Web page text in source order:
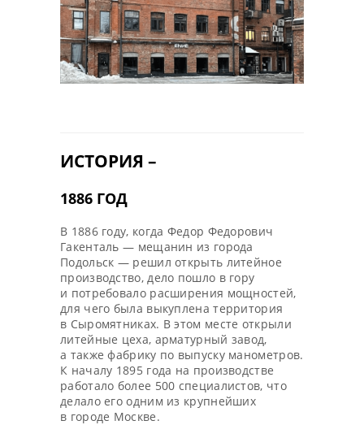
ИСТОРИЯ –
В 1886 году, когда Федор Федорович
Гакенталь — мещанин из города
Подольск — решил открыть литейное
производство, дело пошло в гору
и потребовало расширения мощностей,
для чего была выкуплена территория
в Сыромятниках. В этом месте открыли
литейные цеха, арматурный завод,
а также фабрику по выпуску манометров.
К началу 1895 года на производстве
работало более 500 специалистов, что
делало его одним из крупнейших
в городе Москве.
1886 ГОД